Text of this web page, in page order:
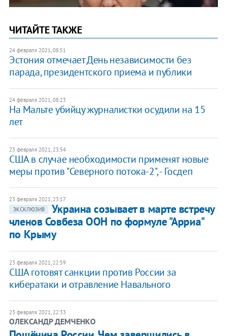
ЧИТАЙТЕ ТАКЖЕ
24 февраля 2021, 08:51
Эстония отмечает День независимости без
парада, президентского приема и публики
24 февраля 2021, 08:23
На Мальте убийцу журналистки осудили на 15
лет
23 февраля 2021, 23:54
США в случае необходимости применят новые
меры против "Северного потока-2", - Госдеп
23 февраля 2021, 23:17
ЭКСКЛЮЗИВ
Украина созывает в марте встречу
членов Совбеза ООН по формуле "Арриа"
по Крыму
23 февраля 2021, 22:59
США готовят санкции против России за
кибератаки и отравление Навального
23 февраля 2021, 22:33
ОЛЕКСАНДР ДЕМЧЕНКО